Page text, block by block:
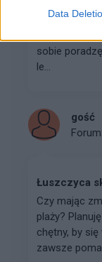
Data
sobie
le...
gość
Forum:
Łuszczyca
Czy mając
plaży?
chętny, by
zawsze